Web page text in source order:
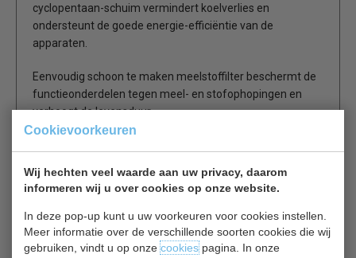
Cookievoorkeuren
Wij hechten veel waarde aan uw privacy, daarom
informeren wij u over cookies op onze website.
In deze pop-up kunt u uw voorkeuren voor cookies instellen.
Meer informatie over de verschillende soorten cookies die wij
gebruiken, vindt u op onzecookiespagina. In onze
cyclopentaan-schuim vermindert koelverlies en
ondersteunt de goede energie-efficiëntie van de
apparaten.
Eenvoudig schoon te maken meelstoffilter beschermt de
functieonderdelen tegen meel- en stofophopingen en
verhoogt de levensduur
van de apparaten (verkrijgbaar als accessoire).
bodemplaat voor
Met het voetpedaal kan de deur gemakkelijk worden
geopend (verkrijgbaar als accessoire).